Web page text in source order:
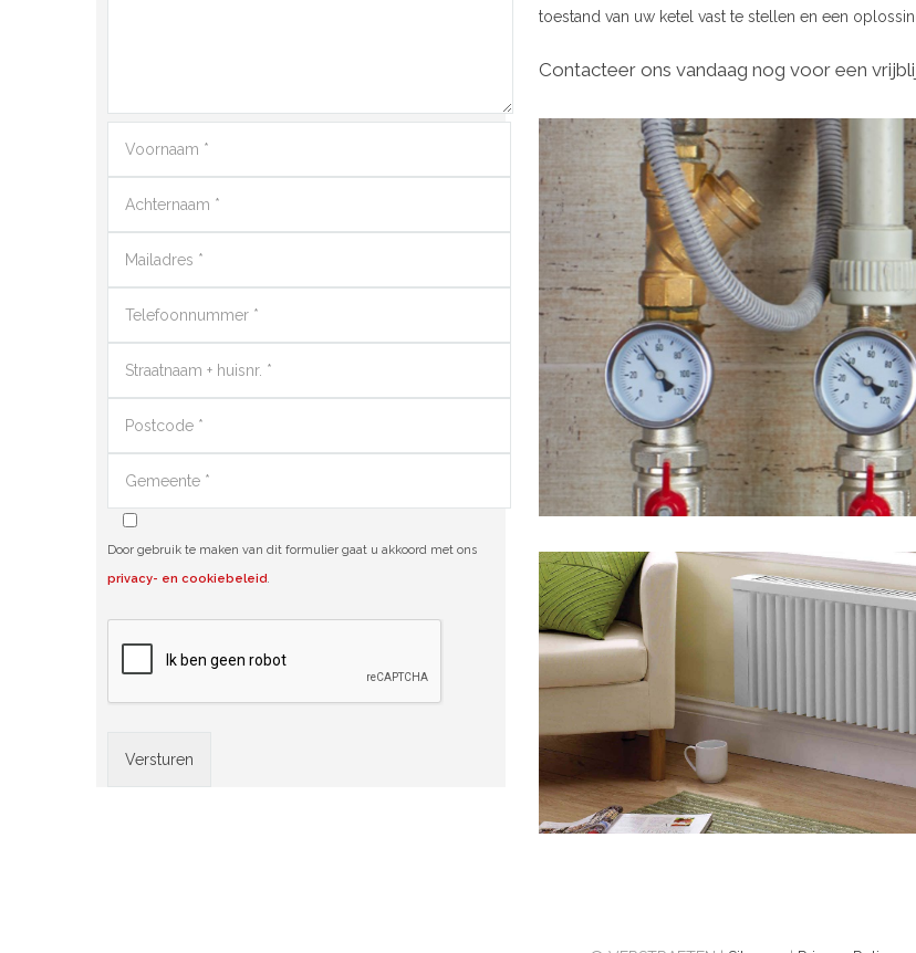
Door gebruik te maken van dit formulier gaat u akkoord met ons
privacy- en cookiebeleid.
toestand van uw ketel vast te stellen en een
Contacteer ons vandaag nog voor een